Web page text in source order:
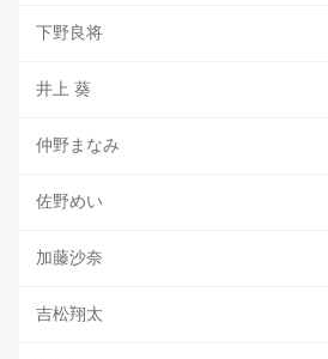
下野良将
井上 葵
仲野まなみ
佐野めい
加藤沙奈
吉松翔太